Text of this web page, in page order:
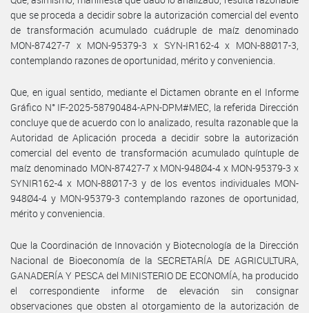
que se proceda a decidir sobre la autorización comercial del evento
de transformación acumulado cuádruple de maíz denominado
MON-87427-7 x MON-95379-3 x SYN-IR162-4 x MON-88Ø17-3,
contemplando razones de oportunidad, mérito y conveniencia.
Que, en igual sentido, mediante el Dictamen obrante en el Informe
Gráfico N° IF-2025-58790484-APN-DPM#MEC, la referida Dirección
concluye que de acuerdo con lo analizado, resulta razonable que la
Autoridad de Aplicación proceda a decidir sobre la autorización
comercial del evento de transformación acumulado quíntuple de
maíz denominado MON-87427-7 x MON-948Ø4-4 x MON-95379-3 x
SYNIR162-4 x MON-88Ø17-3 y de los eventos individuales MON-
948Ø4-4 y MON-95379-3 contemplando razones de oportunidad,
mérito y conveniencia.
Que la Coordinación de Innovación y Biotecnología de la Dirección
Nacional de Bioeconomía de la SECRETARÍA DE AGRICULTURA,
GANADERÍA Y PESCA del MINISTERIO DE ECONOMÍA, ha producido
el correspondiente informe de elevación sin consignar
observaciones que obsten al otorgamiento de la autorización de